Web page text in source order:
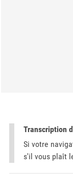
Transcription
Si votre
s'il vous plaît